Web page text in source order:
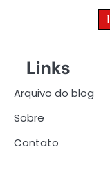
1
Links
Arquivo do blog
Sobre
Contato